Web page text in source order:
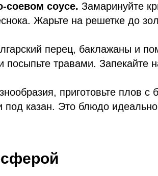
соусе. Замаринуйте
Жарьте на решетке до
перец, баклажаны и
травами. Запекайте
приготовьте плов с
под казан. Это блюдо